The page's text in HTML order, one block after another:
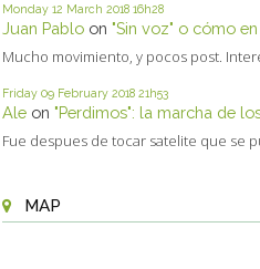
Monday 12 March 2018 16h28
Juan Pablo on "Sin voz" o cómo
Mucho movimiento, y pocos post.
Friday 09 February 2018 21h53
Ale on "Perdimos": la marcha de
Fue despues de tocar satelite que se
MAP